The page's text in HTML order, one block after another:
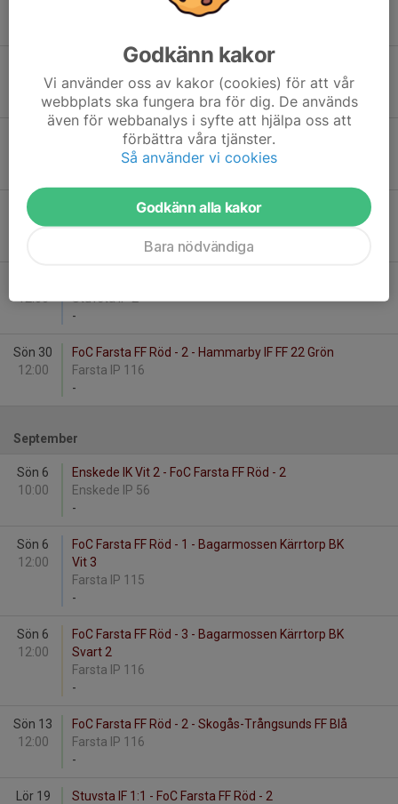
Källbrinksskolans IP 2
14:00
Huddinge IF P2017:4 - FoC Farsta FF Röd - 2
Källbrinksskolans IP 2
-
FoC Farsta FF Röd - 1 - Hammarby IF FF 14 Grön
Farsta IP 115
Lör 29
11:00
Västerhaninge IF vit 1 - FoC Farsta FF Röd - 3
Hanvedens IP 216
12:00
Stuvsta IP 2
-
Sön 30
12:00
FoC Farsta FF Röd - 2 - Hammarby IF FF 22 Grön
Farsta IP 116
-
September
Sön 6
10:00
Enskede IK Vit 2 - FoC Farsta FF Röd - 2
Enskede IP 56
-
Sön 6
12:00
FoC Farsta FF Röd - 1 - Bagarmossen Kärrtorp BK
Vit 3
Farsta IP 115
-
Sön 6
12:00
FoC Farsta FF Röd - 3 - Bagarmossen Kärrtorp BK
Svart 2
Farsta IP 116
-
Sön 13
12:00
FoC Farsta FF Röd - 2 - Skogås-Trångsunds FF Blå
Farsta IP 116
-
Lör 19
Stuvsta IF 1:1 - FoC Farsta FF Röd - 2
Godkänn kakor
Vi använder oss av kakor (cookies) för att vår
webbplats ska fungera bra för dig. De används
även för webbanalys i syfte att hjälpa oss att
förbättra våra tjänster.
Så använder vi cookies
Godkänn alla kakor
Bara nödvändiga